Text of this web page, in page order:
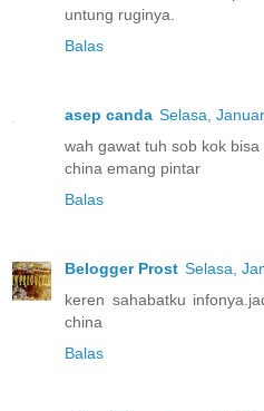
untung ruginya.
Balas
asep canda Selasa,
wah gawat tuh sob kok
china emang pintar
Balas
Belogger Prost Selasa,
keren sahabatku
china
Balas